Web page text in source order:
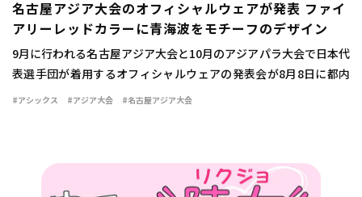
名古屋アジア大会のオフィシャルウェアが発表 ファイ
アリーレッドカラーに青海波をモチーフのデザイン
9月に行われる名古屋アジア大会と10月のアジアパラ大会で日本代
表選手団が着用するオフィシャルウェアの発表会が8月8日に都内
で行われた。 ウェアは情熱を燃え立つような赤い炎を示す「ファ
#アシックス #アジア大会 #名古屋アジア大会